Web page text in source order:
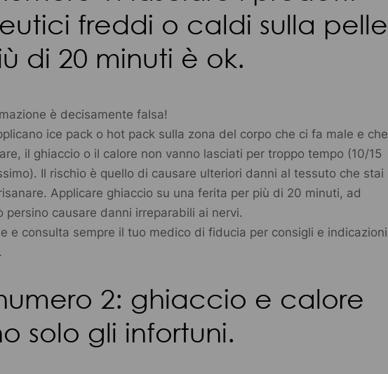
freddi o caldi sulla pelle
di 20 minuti è ok.
è decisamente falsa!
ice pack o hot pack sulla zona del corpo che ci fa male e che
il ghiaccio o il calore non vanno lasciati per troppo tempo (10/15
Il rischio è quello di causare ulteriori danni al tessuto che stai
Applicare ghiaccio su una ferita per più di 20 minuti, ad
persino causare danni irreparabili ai nervi.
e consulta sempre il tuo medico di fiducia per consigli e indicazioni
2: ghiaccio e calore
solo gli infortuni.